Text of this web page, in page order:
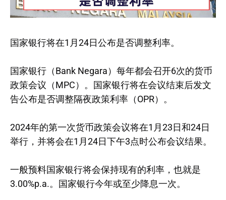
国家银行将在1月24日公布是否调整利率。
国家银行（Bank Negara）每年都会召开6次的货币
政策会议（MPC）。国家银行将在会议结束后发文
告公布是否调整隔夜政策利率（OPR）。
2024年的第一次货币政策会议将在1月23日和24日
举行，并将会在1月24日下午3点时公布会议结果。
一般预料国家银行将会保持现有的利率，也就是
3.00%p.a.。国家银行今年或至少降息一次。